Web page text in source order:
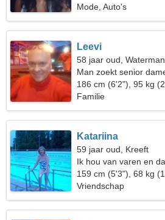
Mode, Auto's
Leevi
58 jaar oud, Waterman
Man zoekt senior
186 cm (6'2"), 95 kg
Familie
Katariina
59 jaar oud, Kreeft
Ik hou van varen en
159 cm (5'3"), 68 kg
Vriendschap